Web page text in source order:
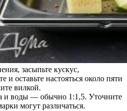
засыпьте кускус,
и оставьте настояться около пяти
вилкой.
и воды — обычно 1:1,5. Уточните
могут различаться.